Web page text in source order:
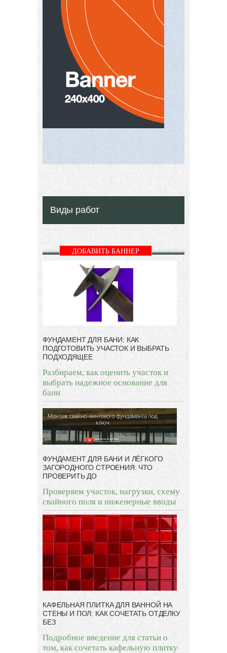
Виды работ
ДОБАВИТЬ БАННЕР
ФУНДАМЕНТ ДЛЯ БАНИ: КАК
ПОДГОТОВИТЬ УЧАСТОК И ВЫБРАТЬ
ПОДХОДЯЩЕЕ
Разбираем, как оценить участок и
выбрать надежное основание для
бани
ФУНДАМЕНТ ДЛЯ БАНИ И ЛЁГКОГО
ЗАГОРОДНОГО СТРОЕНИЯ: ЧТО
ПРОВЕРИТЬ ДО
Проверяем участок, нагрузки, схему
свайного поля и инженерные вводы
КАФЕЛЬНАЯ ПЛИТКА ДЛЯ ВАННОЙ НА
СТЕНЫ И ПОЛ: КАК СОЧЕТАТЬ ОТДЕЛКУ
БЕЗ
Подробное введение для статьи о
том, как сочетать кафельную плитку